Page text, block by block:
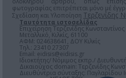
φωτογραφίας επιτρέπεται μόνο μέ
Σχεδίαση και Υλοποίηση Τερζενίδης
Ταυτότητα ιστοσελίδας
Επιχείρηση Τερζενίδης Κωνσταντίνος
Μεταλλικό, Κιλκίς, 61100
ΑΦΜ: 024638641, ΔΟΥ Κιλκίς
Τηλ.: 23410 27307
Email: eidisis@eidisis.gr
Ιδιοκτήτης/ Νόμιμος εκπρ./
Δικαιούχος domain: Τερζενίδης
Διευθύντρια σύνταξης: Παγλαρίδου